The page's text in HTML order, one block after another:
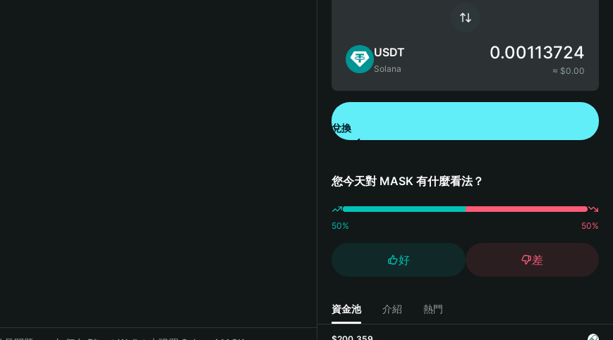
USDT
Solana
0.00113724
≈ $0.00
兌換
您今天對 MASK 有什麼看法？
50% 50%
好 差
資金池 介紹 熱門